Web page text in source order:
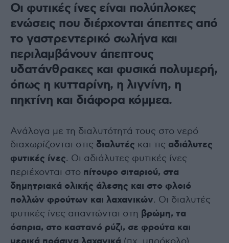
Οι φυτικές ίνες είναι πολύπλοκες
ενώσεις που διέρχονται άπεπτες από
το γαστρεντερικό σωλήνα και
περιλαμβάνουν άπεπτους
υδατάνθρακες και φυσικά πολυμερή,
όπως η κυτταρίνη, η λιγνίνη, η
πηκτίνη και διάφορα κόμμεα.
Ανάλογα με τη διαλυτότητά τους στο νερό
διαχωρίζονται στις διαλυτές και τις αδιάλυτες
φυτικές ίνες. Οι αδιάλυτες φυτικές ίνες
περιέχονται στο πίτουρο σιταριού, στα
δημητριακά ολικής άλεσης και στο φλοιό
πολλών φρούτων και λαχανικών. Οι διαλυτές
φυτικές ίνες απαντώνται στη βρώμη, τα
όσπρια, στο καστανό ρύζι, σε φρούτα και